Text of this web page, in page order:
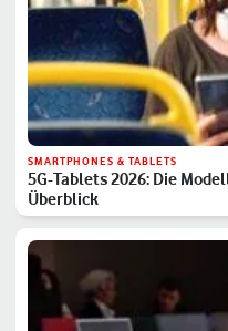
SMARTPHONES & TABLETS
5G-Tablets 2026: Die
Überblick